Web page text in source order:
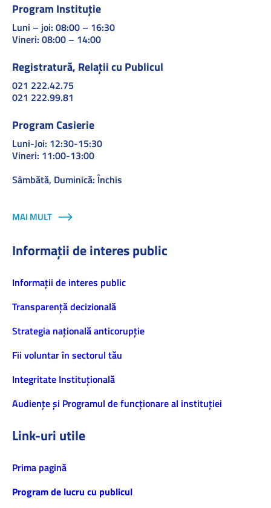
Program Instituție
Luni – joi: 08:00 – 16:30
Vineri: 08:00 – 14:00
Registratură, Relații cu Publicul
021 222.42.75
021 222.99.81
Program Casierie
Luni-Joi: 12:30-15:30
Vineri: 11:00-13:00
Sâmbătă, Duminică: Închis
MAI MULT
Informații de interes public
Informaţii de interes public
Transparență decizională
Strategia națională anticorupție
Fii voluntar în sectorul tău
Integritate Instituțională
Audiențe și Programul de funcționare al instituției
Link-uri utile
Prima pagină
Program de lucru cu publicul